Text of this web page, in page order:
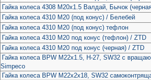
Гайка колеса 4308 М20х1.5 Валдай, Бычок
Гайка колеса 4310 М20 (под конус) / Белебей
Гайка колеса 4310 М20 (под конус) тефлон
Гайка колеса 4310 М20 под конус (тефлон) / ZTD
Гайка колеса 4310 М20 под конус (черная) / ZTD
Гайка колеса BPW М22х1.5, H-27, SW32 с
Simpeco
Гайка колеса BPW М22х2х18, SW32